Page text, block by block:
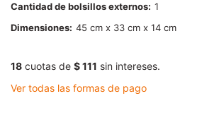
Cantidad de bolsillos externos 1
Dimensiones 45 cm x 33 cm x 14 cm
18 cuotas de $ 111 sin intereses.
Ver todas las formas de pago